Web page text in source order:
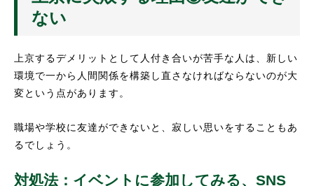
ない
上京するデメリットとして人付き合いが苦手な人は、新しい
環境で一から人間関係を構築し直さなければならないのが大
変という点があります。
職場や学校に友達ができないと、寂しい思いをすることもあ
るでしょう。
対処法：イベントに参加してみる、SNS